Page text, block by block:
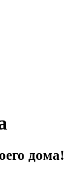
дома!